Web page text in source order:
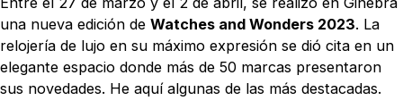
una nueva edición de Watches and Wonders 2023. La
relojería de lujo en su máximo expresión se dió cita en un
elegante espacio donde más de 50 marcas presentaron
sus novedades. He aquí algunas de las más destacadas.